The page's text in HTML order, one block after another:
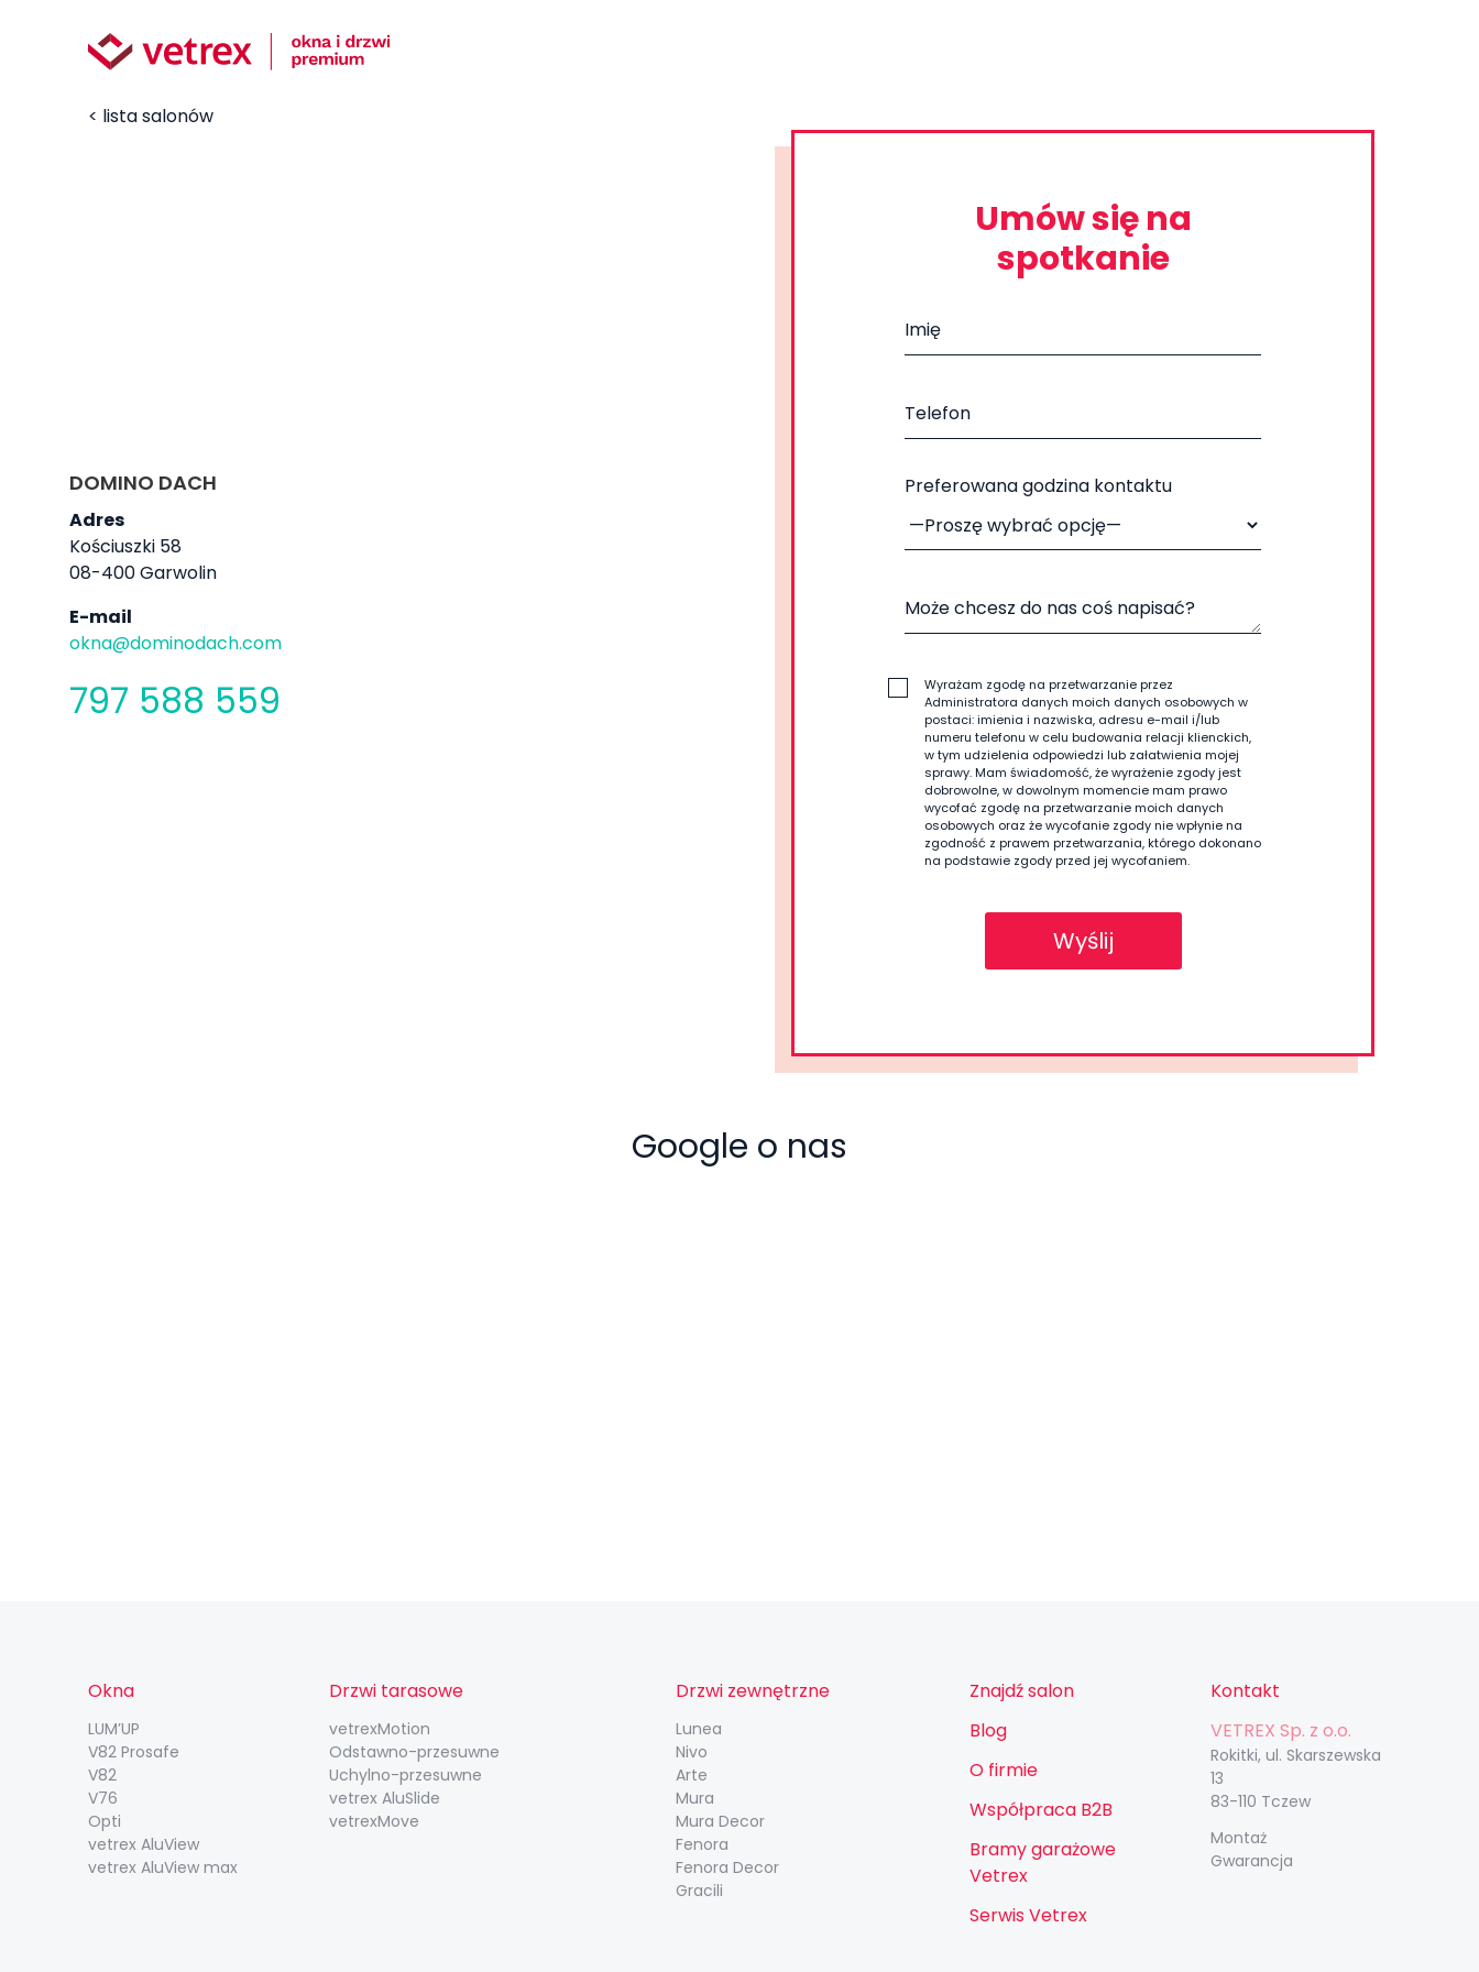
< lista salonów
DOMINO DACH
Adres
Kościuszki 58
08-400 Garwolin
E-mail
okna@dominodach.com
797 588 559
Umów się na
spotkanie
Preferowana godzina kontaktu
Wyrażam zgodę na przetwarzanie przez
Administratora danych moich danych osobowych w
postaci: imienia i nazwiska, adresu e-mail i/lub
numeru telefonu w celu budowania relacji klienckich,
w tym udzielenia odpowiedzi lub załatwienia mojej
sprawy. Mam świadomość, że wyrażenie zgody jest
dobrowolne, w dowolnym momencie mam prawo
wycofać zgodę na przetwarzanie moich danych
osobowych oraz że wycofanie zgody nie wpłynie na
zgodność z prawem przetwarzania, którego dokonano
na podstawie zgody przed jej wycofaniem.
Google o nas
Okna
LUM’UP
V82 Prosafe
V82
V76
Opti
vetrex AluView
vetrex AluView max
Drzwi tarasowe
vetrexMotion
Odstawno-przesuwne
Uchylno-przesuwne
vetrex AluSlide
vetrexMove
Drzwi zewnętrzne
Lunea
Nivo
Arte
Mura
Mura Decor
Fenora
Fenora Decor
Gracili
Znajdź salon
Blog
O firmie
Współpraca B2B
Bramy garażowe
Vetrex
Serwis Vetrex
Kontakt
VETREX Sp. z o.o.
Rokitki, ul. Skarszewska
13
83-110 Tczew
Montaż
Gwarancja